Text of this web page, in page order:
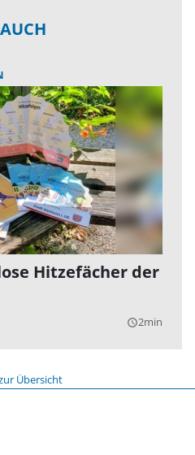
Hitzefächer der
query_builder2min
Übersicht